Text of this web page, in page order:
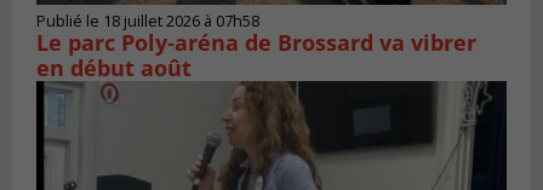
Publié le 18 juillet 2026 à 07h58
Le parc Poly-aréna de Brossard va vibrer
en début août